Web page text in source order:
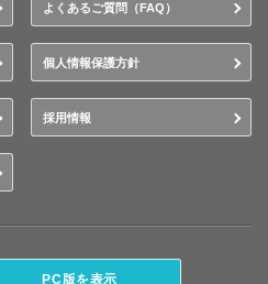
よくあるご質問（FAQ）
個人情報保護方針
採用情報
PC版を表示